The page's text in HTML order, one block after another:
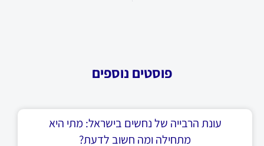
פוסטים נוספים
עונת הרבייה של נחשים בישראל: מתי היא
מתחילה ומה חשוב לדעת?